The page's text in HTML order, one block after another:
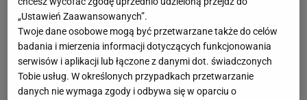
„Ustawień Zaawansowanych”.
Twoje dane osobowe mogą być przetwarzane także do celów
badania i mierzenia informacji dotyczących funkcjonowania
serwisów i aplikacji lub łączone z danymi dot. świadczonych
Tobie usług. W określonych przypadkach przetwarzanie
danych nie wymaga zgody i odbywa się w oparciu o